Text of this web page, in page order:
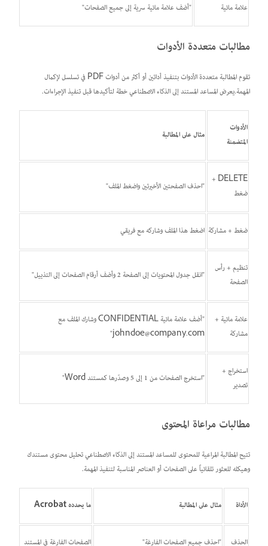
علامة مائية "أضف علامة مائية سرية إلى جميع الصفحات"
مطالبات متعددة الأدوات
تقوم المطالبة متعددة الأدوات بتنفيذ أداتين أو أكثر من أدوات PDF في تسلسل لإكمال
المهمة.يعرض المساعد المستند إلى الذكاء الاصطناعي خطة لتأكيدها قبل تنفيذ الإجراءات.
الأدوات
المتضمنة
مثال على المطالبة
DELETE +
ضغط
"احذف الصفحتين الأخيرتين واضغط الملف"
ضغط + مشاركة اضغط هذا الملف وشاركه مع فريقي
تنظيم + رأس
الصفحة
"انقل جدول المحتويات إلى الصفحة 2 وأضف أرقام الصفحات إلى التذييل"
علامة مائية +
مشاركة
"أضف علامة مائية CONFIDENTIAL وشارك الملف مع
johndoe@company.com"
استخراج +
تصدير
"استخرج الصفحات من 1 إلى 5 وصدّرها كمستند Word"
مطالبات مراعاة المحتوى
تتيح المطالبة المراعية للمحتوى للمساعد المستند إلى الذكاء الاصطناعي تحليل محتوى مستندك
وهيكله للعثور تلقائياً على الصفحات أو العناصر المناسبة لتنفيذ المهمة.
الأداة مثال على المطالبة ما يحدده Acrobat
الحذف "احذف جميع الصفحات الفارغة" الصفحات الفارغة في المستند